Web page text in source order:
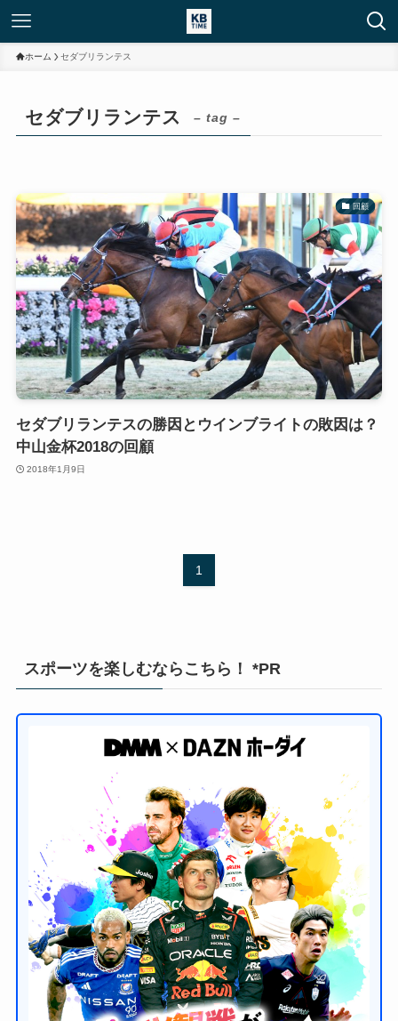
ホーム セダブリランテス
セダブリランテス – tag –
回顧
セダブリランテスの勝因とウインブライトの敗因は？
中山金杯2018の回顧
2018年1月9日
1
スポーツを楽しむならこちら！ *PR